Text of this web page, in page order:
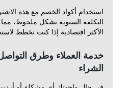
استخدام أكواد الخصم مع هذه
التكلفة السنوية بشكل ملحوظ، مما
الأكثر اقتصادية إذا كنت تخطط
خدمة العملاء وطرق
الشراء